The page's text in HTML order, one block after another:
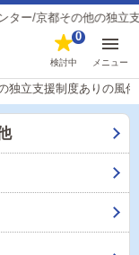
/京都その他の独立支援
検討中
0
メニュー
独立支援制度ありの風